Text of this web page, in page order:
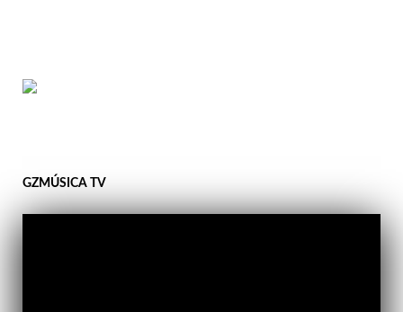
GZMÚSICA TV